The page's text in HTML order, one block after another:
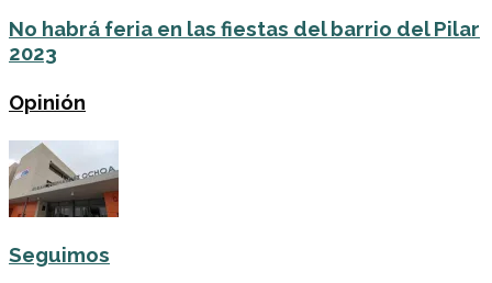
No habrá feria en las fiestas del barrio del Pilar
2023
Opinión
Seguimos